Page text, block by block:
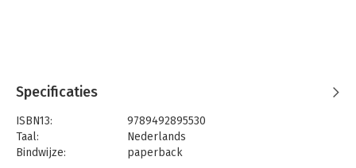
Specificaties
ISBN13:
9789492895530
Taal:
Nederlands
Bindwijze:
paperback